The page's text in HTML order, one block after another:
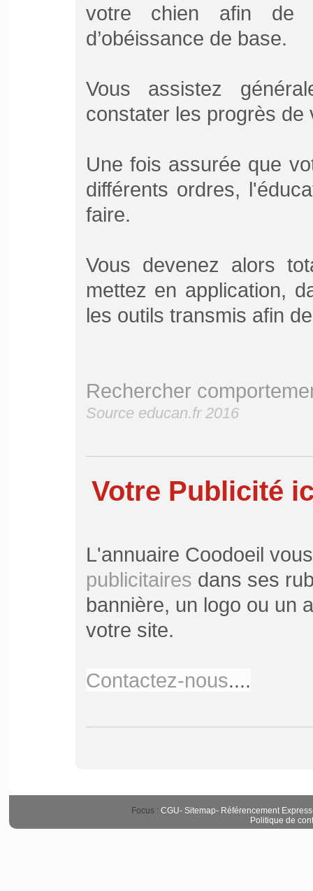
votre chien afin de
d’obéissance de base.
Vous assistez
constater les progrès de
Une fois assurée que
différents ordres,
faire.
Vous devenez alors
mettez en application,
les outils transmis afin
Rechercher
Source educan.fr 2016
Votre Publicité
L'annuaire Coodoeil
publicitaires dans ses
bannière, un logo ou un
votre site.
Contactez-nous....
Focus : CGU- Sitemap- Référencement Express
Politique de